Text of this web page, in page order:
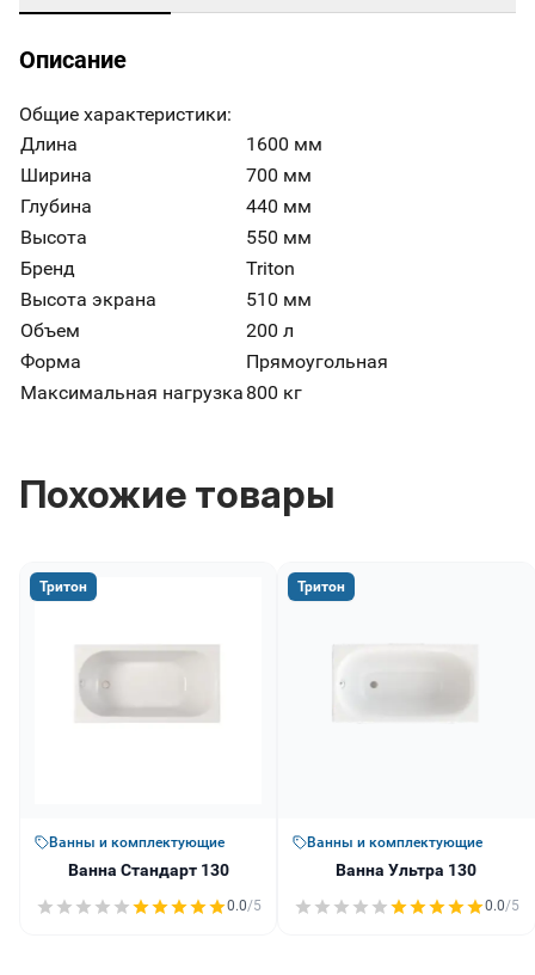
Описание
Общие характеристики:
Длина
1600 мм
Ширина
700 мм
Глубина
440 мм
Высота
550 мм
Бренд
Triton
Высота экрана
510 мм
Объем
200 л
Форма
Прямоугольная
Максимальная нагрузка 800 кг
Похожие товары
Тритон
Ванны и комплектующие
Ванна Стандарт 130
0.0/5
Тритон
Ванны и комплектующие
Ванна Ультра 130
0.0/5